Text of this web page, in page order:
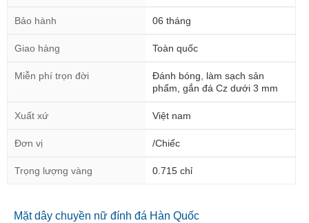
Bảo hành 06 tháng
Giao hàng Toàn quốc
Miễn phí trọn đời
Đánh bóng, làm sạch sản
phẩm, gắn đá Cz dưới 3 mm
Xuất xứ Việt nam
Đơn vị /Chiếc
Trọng lượng vàng 0.715 chỉ
Mặt dây chuyền nữ đính đá Hàn Quốc